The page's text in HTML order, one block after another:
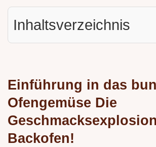
Inhaltsverzeichnis
Einführung in das
Ofengemüse Die
Backofen!